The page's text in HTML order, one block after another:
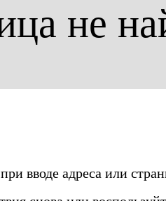
не
вводе адреса или